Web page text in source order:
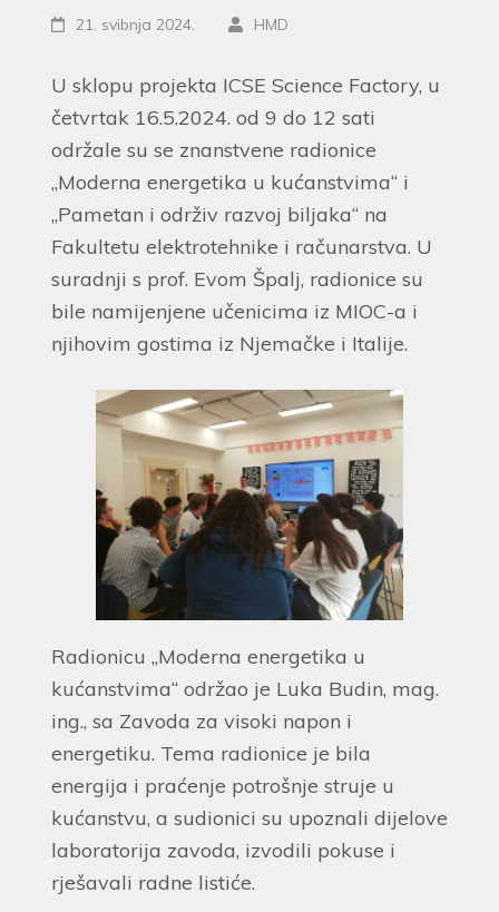
21. svibnja 2024. HMD
U sklopu projekta ICSE Science Factory, u
četvrtak 16.5.2024. od 9 do 12 sati
održale su se znanstvene radionice
„Moderna energetika u kućanstvima“ i
„Pametan i održiv razvoj biljaka“ na
Fakultetu elektrotehnike i računarstva. U
suradnji s prof. Evom Špalj, radionice su
bile namijenjene učenicima iz MIOC-a i
njihovim gostima iz Njemačke i Italije.
Radionicu „Moderna energetika u
kućanstvima“ održao je Luka Budin, mag.
ing., sa Zavoda za visoki napon i
energetiku. Tema radionice je bila
energija i praćenje potrošnje struje u
kućanstvu, a sudionici su upoznali dijelove
laboratorija zavoda, izvodili pokuse i
rješavali radne listiće.